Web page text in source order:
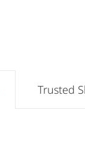
Trusted